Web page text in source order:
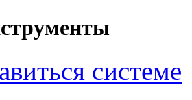
системе